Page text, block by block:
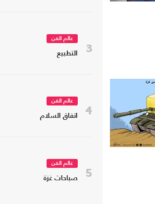
3
عالم الفن
التطبيع
4
عالم الفن
اتفاق السلام
5
عالم الفن
صباحات غزة